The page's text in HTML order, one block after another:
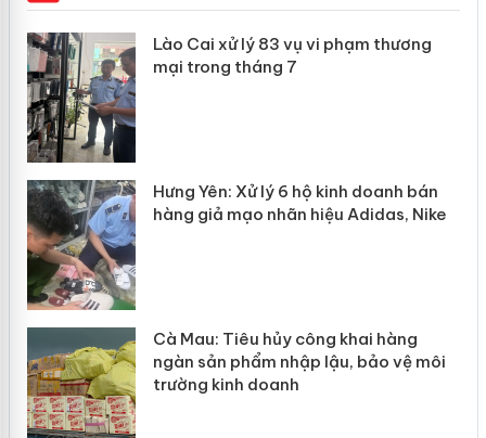
Lào Cai xử lý 83 vụ vi phạm thương
mại trong tháng 7
Hưng Yên: Xử lý 6 hộ kinh doanh bán
hàng giả mạo nhãn hiệu Adidas, Nike
Cà Mau: Tiêu hủy công khai hàng
ngàn sản phẩm nhập lậu, bảo vệ môi
trường kinh doanh